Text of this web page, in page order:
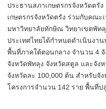
ประธานสภาเกษตรกรจังหวัดตรั
เกษตรกรจังหวัดตรัง ร่วมกับคณ
มหาวิทยาลัยทักษิณ วิทยาเขตพัท
ประเทศไทยได้กำหนดดำเนินงา
พื้นที่ภาคใต้ตอนกลาง จำนวน 4
จังหวัดพัทลุง จังหวัดสตูล และจัง
จังหวัดละ 100,000 ต้น สำหรับจั
โครงการจำนวน 142 ราย พื้นที่